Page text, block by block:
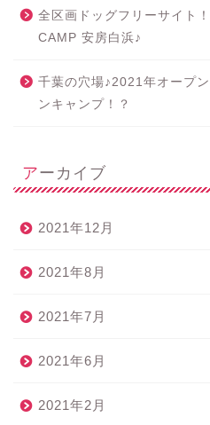
全区画ドッグフリーサイト
CAMP 安房白浜♪
千葉の穴場♪2021年オープ
ンキャンプ！？
アーカイブ
2021年12月
2021年8月
2021年7月
2021年6月
2021年2月